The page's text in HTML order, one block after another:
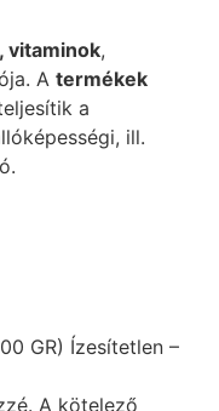
vitaminok,
A termékek
a
ill.
GR) Ízesítetlen –
A kötelező